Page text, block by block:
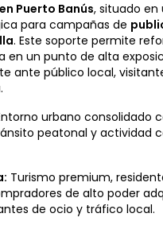
Puerto Banús, situado en
para campañas de
. Este soporte permite
en un punto de alta
ante público local,
urbano consolidado
peatonal y actividad
Turismo premium,
de alto poder
de ocio y tráfico local.